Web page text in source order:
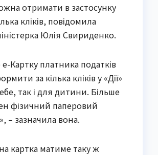
отримати в застосунку
кліків, повідомила
Юлія Свириденко.
е-Картку платника податків
за кілька кліків у «Дії»
так і для дитини. Більше
фізичний паперовий
– зазначила вона.
картка матиме таку ж